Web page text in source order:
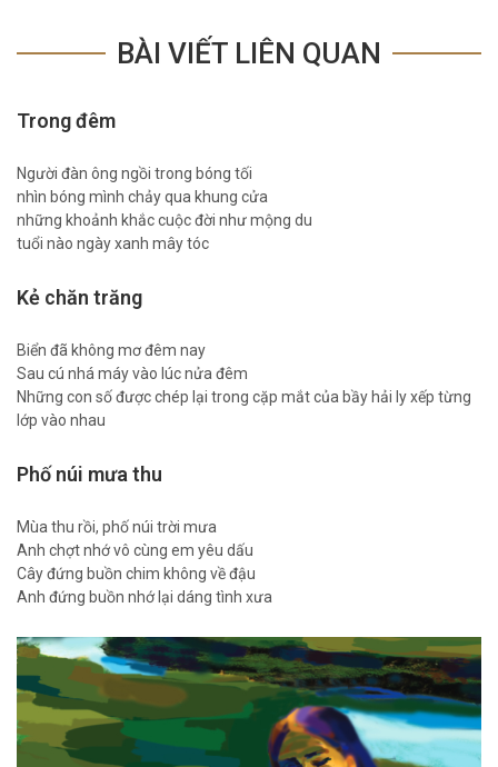
BÀI VIẾT LIÊN QUAN
Trong đêm
Người đàn ông ngồi trong bóng tối
nhìn bóng mình chảy qua khung cửa
những khoảnh khắc cuộc đời như mộng du
tuổi nào ngày xanh mây tóc
Kẻ chăn trăng
Biển đã không mơ đêm nay
Sau cú nhá máy vào lúc nửa đêm
Những con số được chép lại trong cặp mắt của bầy hải ly xếp từng
lớp vào nhau
Phố núi mưa thu
Mùa thu rồi, phố núi trời mưa
Anh chợt nhớ vô cùng em yêu dấu
Cây đứng buồn chim không về đậu
Anh đứng buồn nhớ lại dáng tình xưa